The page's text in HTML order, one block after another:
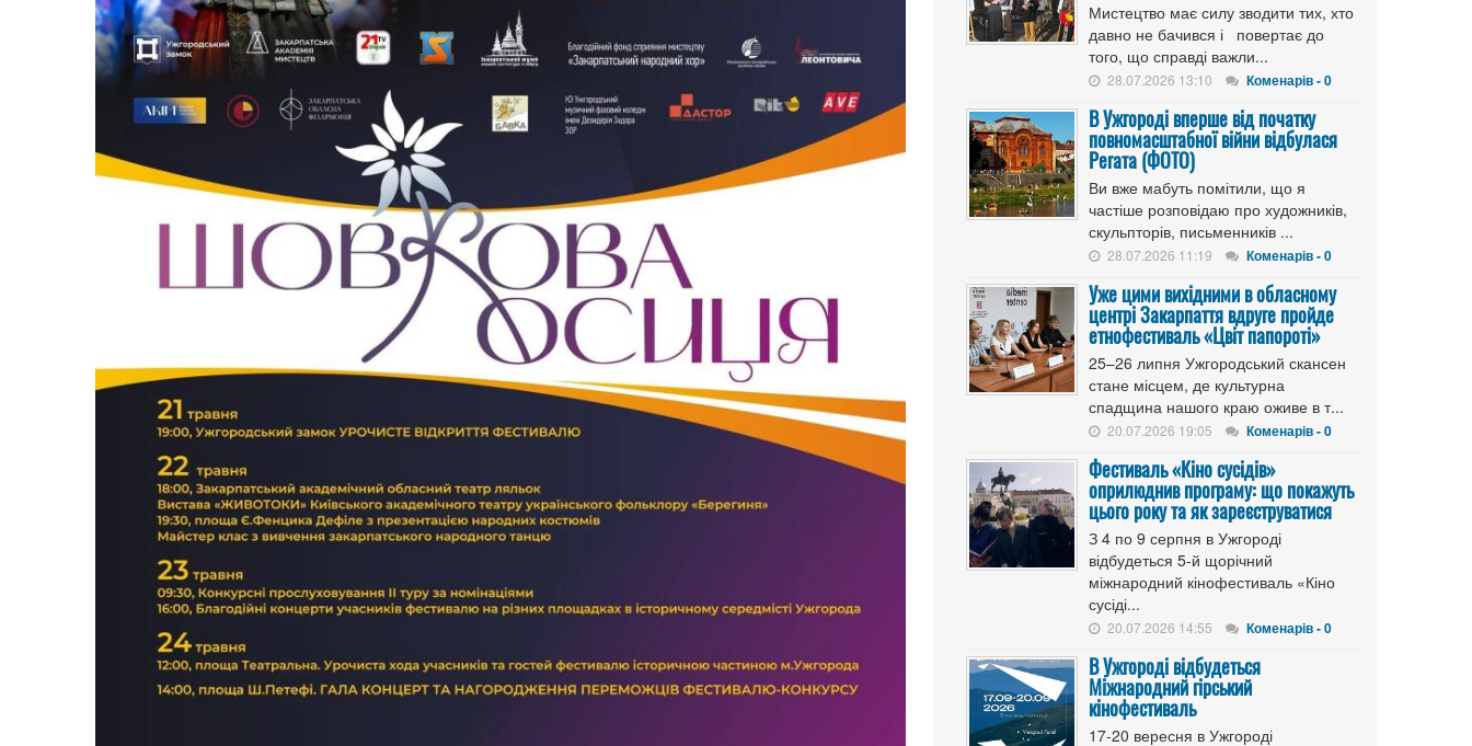
Мистецтво має силу зводити тих, хто
давно не бачився і повертає до
того, що справді важли...
28.07.2026 13:10 Коменарів - 0
В Ужгороді вперше від початку
повномасштабної війни відбулася
Регата (ФОТО)
Ви вже мабуть помітили, що я
частіше розповідаю про художників,
скульпторів, письменників ...
28.07.2026 11:19 Коменарів - 0
Уже цими вихідними в обласному
центрі Закарпаття вдруге пройде
етнофестиваль «Цвіт папороті»
25–26 липня Ужгородський скансен
стане місцем, де культурна
спадщина нашого краю оживе в т...
20.07.2026 19:05 Коменарів - 0
Фестиваль «Кіно сусідів»
оприлюднив програму: що покажуть
цього року та як зареєструватися
З 4 по 9 серпня в Ужгороді
відбудеться 5-й щорічний
міжнародний кінофестиваль «Кіно
сусіді...
20.07.2026 14:55 Коменарів - 0
В Ужгороді відбудеться
Міжнародний гірський
кінофестиваль
17-20 вересня в Ужгороді